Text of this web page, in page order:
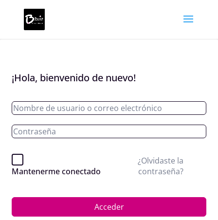
¡Hola, bienvenido de nuevo!
Mantenerme conectado
¿Olvidaste la
contraseña?
Acceder